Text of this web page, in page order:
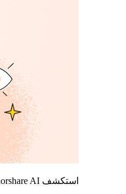
استكشف Tenorshare AI مع الميزات الجديدة المذهلة